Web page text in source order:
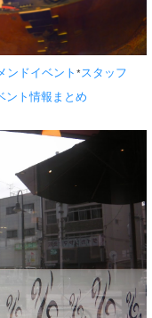
ンドイベント *スタッフ
ント情報まとめ